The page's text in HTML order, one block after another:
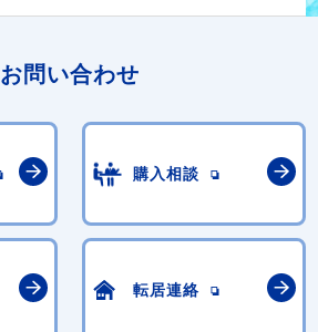
お問い合わせ
購入相談
転居連絡